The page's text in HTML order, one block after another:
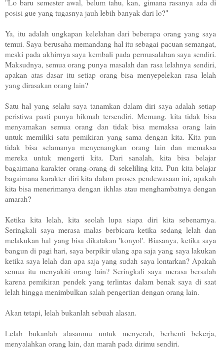
"Lo baru semester awal, belum tahu, kan, gimana rasanya ada di
posisi gue yang tugasnya jauh lebih banyak dari lo?"
Ya, itu adalah ungkapan kelelahan dari beberapa orang yang saya
temui. Saya berusaha memandang hal itu sebagai pacuan semangat,
meski pada akhirnya saya kembali pada permasalahan saya sendiri.
Maksudnya, semua orang punya masalah dan rasa lelahnya sendiri,
apakan atas dasar itu setiap orang bisa menyepelekan rasa lelah
yang dirasakan orang lain?
Satu hal yang selalu saya tanamkan dalam diri saya adalah setiap
peristiwa pasti punya hikmah tersendiri. Memang, kita tidak bisa
menyamakan semua orang dan tidak bisa memaksa orang lain
untuk memiliki satu pemikiran yang sama dengan kita. Kita pun
tidak bisa selamanya menyenangkan orang lain dan memaksa
mereka untuk mengerti kita. Dari sanalah, kita bisa belajar
bagaimana karakter orang-orang di sekeliling kita. Pun kita belajar
bagaimana karakter diri kita dalam proses pendewasaan ini, apakah
kita bisa menerimanya dengan ikhlas atau menghambatnya dengan
amarah?
Ketika kita lelah, kita seolah lupa siapa diri kita sebenarnya.
Seringkali saya merasa malas berbicara ketika sedang lelah dan
melakukan hal yang bisa dikatakan 'konyol'. Biasanya, ketika saya
bangun di pagi hari, saya berpikir ulang apa saja yang saya lakukan
ketika saya lelah dan apa saja yang sudah saya lontarkan? Apakah
semua itu menyakiti orang lain? Seringkali saya merasa bersalah
karena pemikiran pendek yang terlintas dalam benak saya di saat
lelah hingga menimbulkan salah pengertian dengan orang lain.
Akan tetapi, lelah bukanlah sebuah alasan.
Lelah bukanlah alasanmu untuk menyerah, berhenti bekerja,
menyalahkan orang lain, dan marah pada dirimu sendiri.